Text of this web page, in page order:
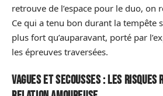
retrouve de l’espace pour le duo, on
Ce qui a tenu bon durant la tempête
plus fort qu’auparavant, porté par
les épreuves traversées.
Vagues et secousses : les